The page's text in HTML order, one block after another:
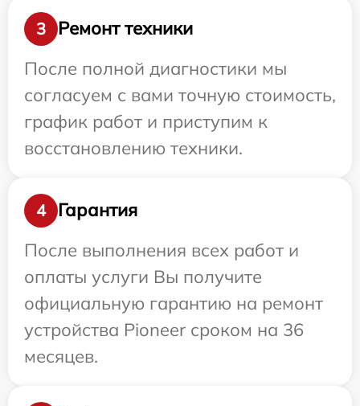
3
Ремонт техники
После полной диагностики мы
согласуем с вами точную стоимость,
график работ и приступим к
восстановлению техники.
4
Гарантия
После выполнения всех работ и
оплаты услуги Вы получите
официальную гарантию на ремонт
устройства Pioneer сроком на 36
месяцев.